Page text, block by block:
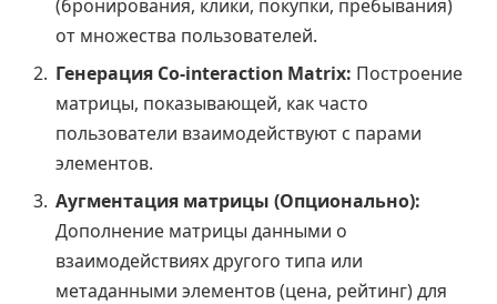
(бронирования, клики, покупки, пребывания)
от множества пользователей.
Генерация Co-interaction Matrix: Построение
матрицы, показывающей, как часто
пользователи взаимодействуют с парами
элементов.
Аугментация матрицы (Опционально):
Дополнение матрицы данными о
взаимодействиях другого типа или
метаданными элементов (цена, рейтинг) для